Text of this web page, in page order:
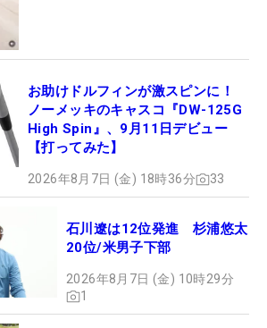
お助けドルフィンが激スピンに！
ノーメッキのキャスコ『DW-125G
High Spin』、9月11日デビュー
【打ってみた】
2026年8月7日 (金) 18時36分 33
石川遼は12位発進 杉浦悠太
20位/米男子下部
2026年8月7日 (金) 10時29分
1